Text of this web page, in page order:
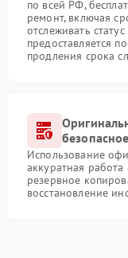
по всей РФ,
ремонт, включая
отслеживать
предоставляется
продления срока
Использование
аккуратная
резервное
восстановление